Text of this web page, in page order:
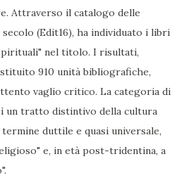
Attraverso il catalogo delle
(Edit16), ha individuato i libri
nel titolo. I risultati,
910 unità bibliografiche,
vaglio critico. La categoria di
un tratto distintivo della cultura
termine duttile e quasi universale,
e, in età post-tridentina, a